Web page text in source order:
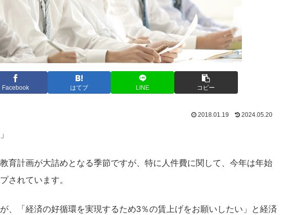
Facebook はてブ LINE コピー
2018.01.19 2024.05.20
育計画が大詰めとなる季節ですが、特に人件費に関して、今年は年始
されています。
、「経済の好循環を実現するため3％の賃上げをお願いしたい」と経済